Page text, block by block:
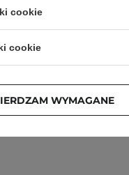
Peonie,
39,00 zł
cookie
cookie
WYMAGANE